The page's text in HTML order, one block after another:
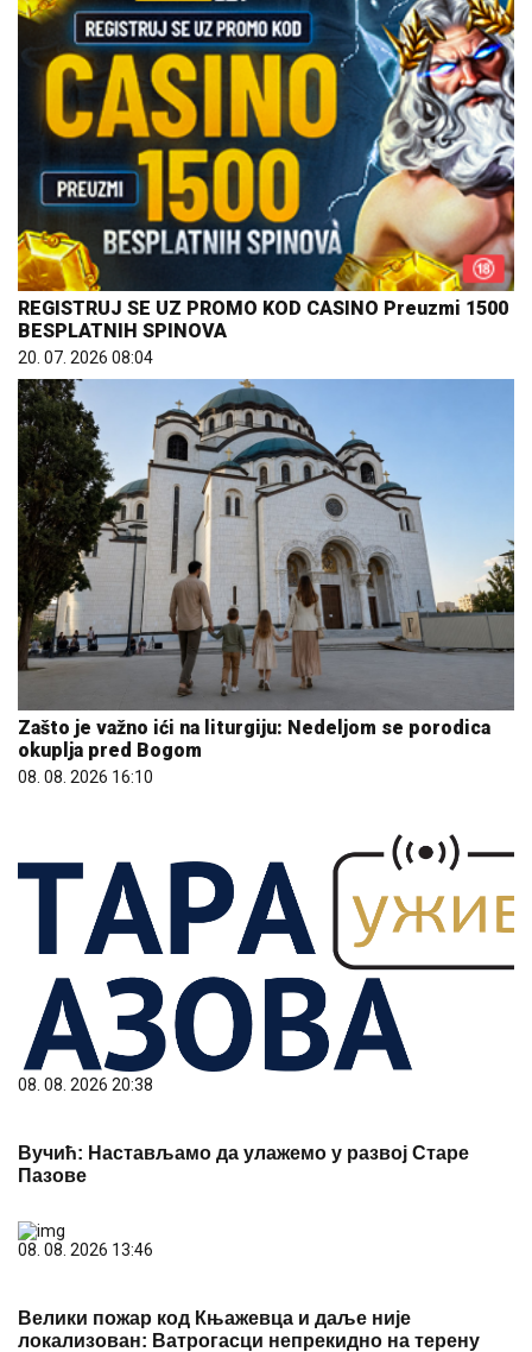
REGISTRUJ SE UZ PROMO KOD CASINO Preuzmi 1500
BESPLATNIH SPINOVA
20. 07. 2026 08:04
Zašto je važno ići na liturgiju: Nedeljom se porodica
okuplja pred Bogom
08. 08. 2026 16:10
08. 08. 2026 20:38
Вучић: Настављамо да улажемо у развој Старе
Пазове
08. 08. 2026 13:46
Велики пожар код Књажевца и даље није
локализован: Ватрогасци непрекидно на терену